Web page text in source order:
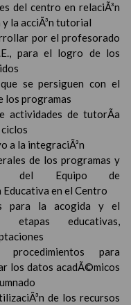
del centro en relaciÃ³n
la acciÃ³n tutorial
por el profesorado
para el logro de los
se persiguen con el
los programas
actividades de tutorÃ­a
a la integraciÃ³n
de los programas y
del Equipo de
Educativa en el Centro
para la acogida y el
etapas educativas,
procedimientos para
los datos acadÃ©micos
de los recursos